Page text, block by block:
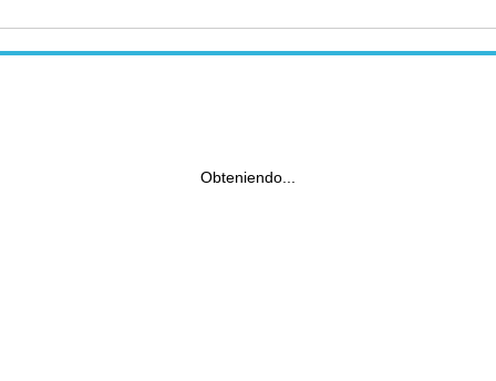
Obteniendo...